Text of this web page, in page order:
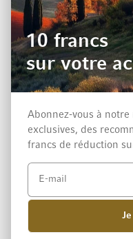
10 francs
sur votre
Abonnez-vous à
exclusives, des
francs de réduction